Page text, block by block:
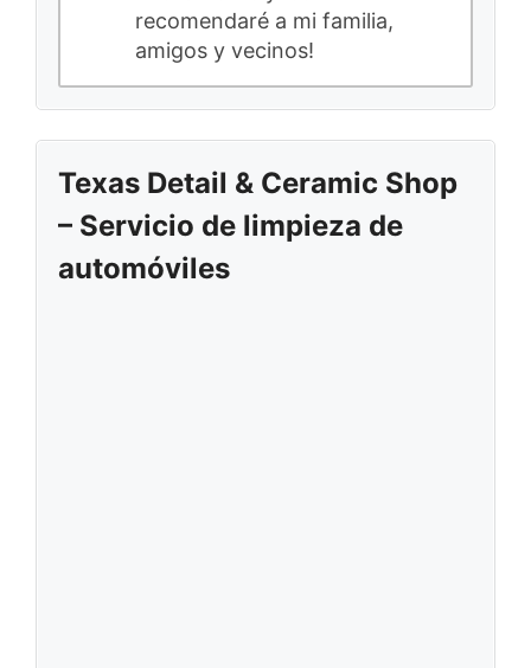
recomendaré a mi familia,
amigos y vecinos!
Texas Detail & Ceramic Shop
– Servicio de limpieza de
automóviles